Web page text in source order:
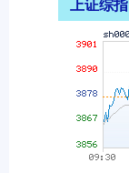
上证综指